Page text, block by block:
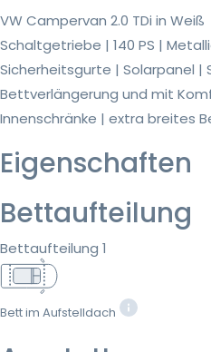
VW Campervan 2.0 TDi in Weiß
Schaltgetriebe | 140 PS |
Sicherheitsgurte | Solarpanel |
Bettverlängerung und mit
Innenschränke | extra breites
Eigenschaften
Bettaufteilung
Bettaufteilung 1
Bett im Aufstelldach